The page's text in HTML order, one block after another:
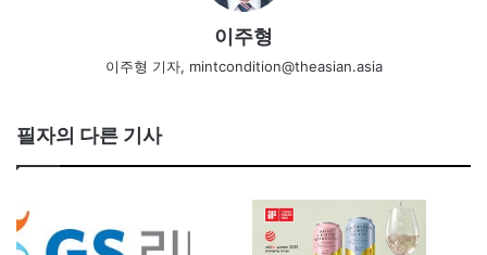
이주형
이주형 기자, mintcondition@theasian.asia
필자의 다른 기사